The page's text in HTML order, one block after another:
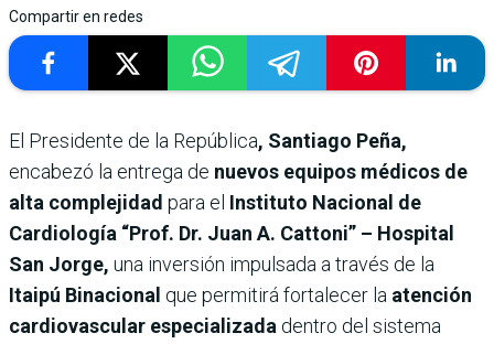
Compartir en redes
El Presidente de la República, Santiago Peña,
encabezó la entrega de nuevos equipos médicos de
alta complejidad para el Instituto Nacional de
Cardiología “Prof. Dr. Juan A. Cattoni” – Hospital
San Jorge, una inversión impulsada a través de la
Itaipú Binacional que permitirá fortalecer la atención
cardiovascular especializada dentro del sistema